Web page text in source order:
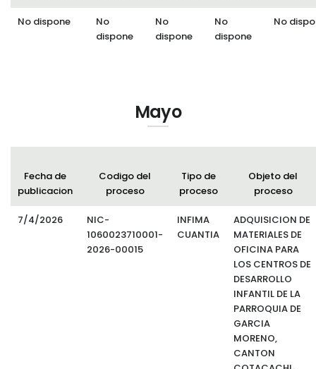
No dispone
No
dispone
No
dispone
No
dispone
No
Mayo
Fecha de
publicacion
Codigo del
proceso
Tipo de
proceso
Objeto del
proceso
7/4/2026
NIC-
1060023710001-
2026-00015
INFIMA
CUANTIA
ADQUISICION DE
MATERIALES DE
OFICINA PARA
LOS CENTROS DE
DESARROLLO
INFANTIL DE LA
PARROQUIA DE
GARCIA
MORENO,
CANTON